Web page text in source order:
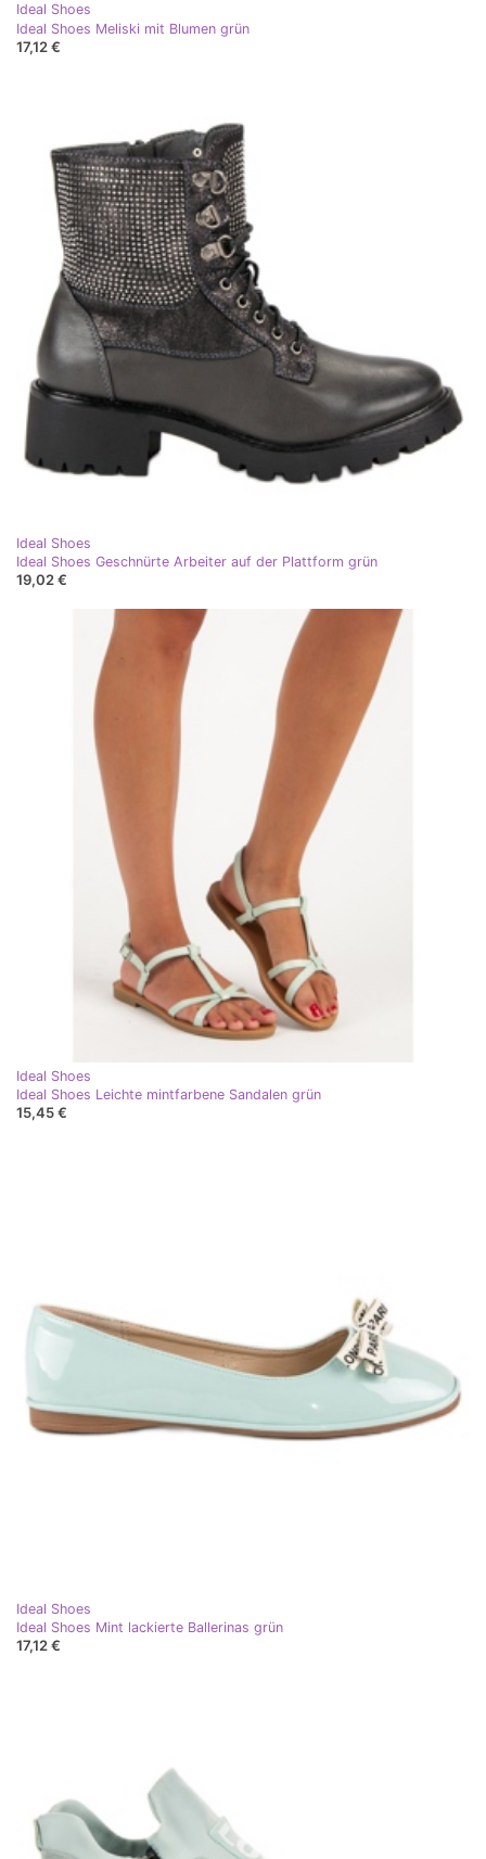
Ideal Shoes
Ideal Shoes Meliski mit Blumen grün
17,12 €
Ideal Shoes
Ideal Shoes Geschnürte Arbeiter auf der Plattform grün
19,02 €
Ideal Shoes
Ideal Shoes Leichte mintfarbene Sandalen grün
15,45 €
Ideal Shoes
Ideal Shoes Mint lackierte Ballerinas grün
17,12 €